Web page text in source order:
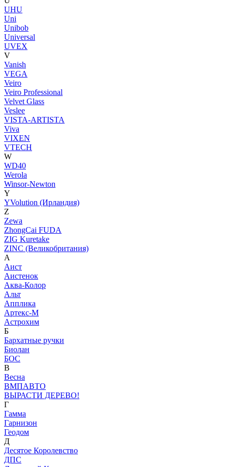
UHU
Uni
Unibob
Universal
UVEX
V
Vanish
VEGA
Veiro
Veiro Professional
Velvet Glass
Veslee
VISTA-ARTISTA
Viva
VIXEN
VTECH
W
WD40
Werola
Winsor-Newton
Y
YVolution (Ирландия)
Z
Zewa
ZhongCai FUDA
ZIG Kuretake
ZINC (Великобритания)
А
Аист
Аистенок
Аква-Колор
Альт
Апплика
Артекс-М
Астрохим
Б
Бархатные ручки
Биолан
БОС
В
Весна
ВМПАВТО
ВЫРАСТИ ДЕРЕВО!
Г
Гамма
Гарнизон
Геодом
Д
Десятое Королевство
ДПС